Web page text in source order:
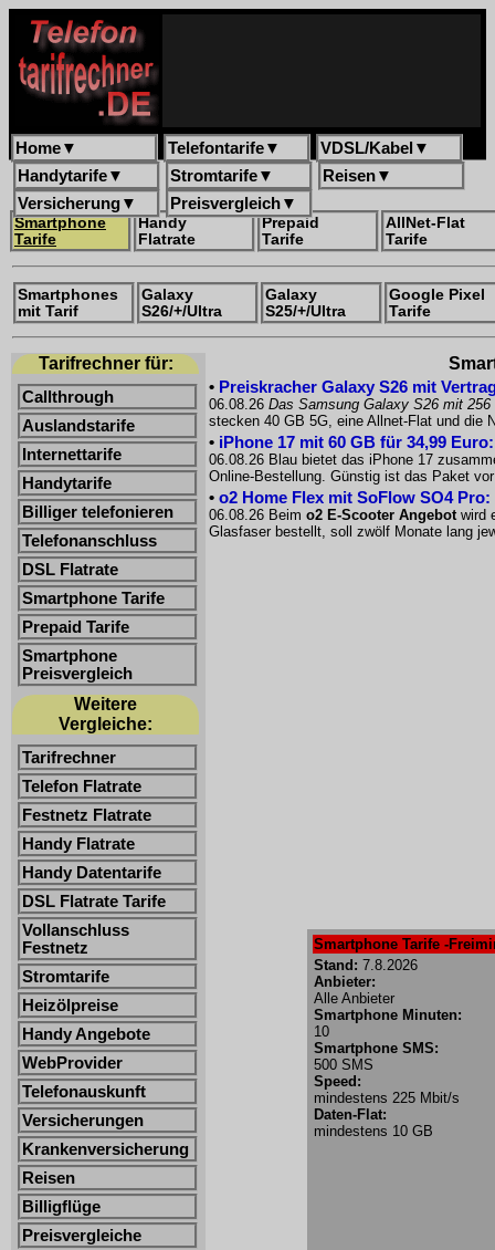
Home▼ Telefontarife▼ VDSL/Kabel ▼
Handytarife▼ Stromtarife▼ Reisen▼
Versicherung▼ Preisvergleich▼
Smartphone
Tarife
Handy
Flatrate
Prepaid
Tarife
AllNet-Flat
Tarife
Smartphones
mit Tarif
Galaxy
S26/+/Ultra
Galaxy
S25/+/Ultra
Google Pixel
Tarife
Tarifrechner für:
Callthrough
Auslandstarife
Internettarife
Handytarife
Billiger telefonieren
Telefonanschluss
DSL Flatrate
Smartphone Tarife
Prepaid Tarife
Smartphone
Preisvergleich
Weitere
Vergleiche:
Tarifrechner
Telefon Flatrate
Festnetz Flatrate
Handy Flatrate
Handy Datentarife
DSL Flatrate Tarife
Vollanschluss
Festnetz
Stromtarife
Heizölpreise
Handy Angebote
WebProvider
Telefonauskunft
Versicherungen
Krankenversicherung
Reisen
Billigflüge
Preisvergleiche
• Preiskracher Galaxy S26 mit
06.08.26 Das Samsung Galaxy S26 mit 256
stecken 40 GB 5G, eine Allnet-Flat und die
• iPhone 17 mit 60 GB für 34,99
06.08.26 Blau bietet das iPhone 17
Online-Bestellung. Günstig ist das Paket
• o2 Home Flex mit SoFlow SO4
06.08.26 Beim o2 E-Scooter Angebotwird
Glasfaser bestellt, soll zwölf Monate lang
Smartphone Tarife -
Stand: 7.8.2026
Anbieter:
Alle Anbieter
Smartphone Minuten:
10
Smartphone SMS:
500 SMS
Speed:
mindestens 225 Mbit/s
Daten-Flat:
mindestens 10 GB